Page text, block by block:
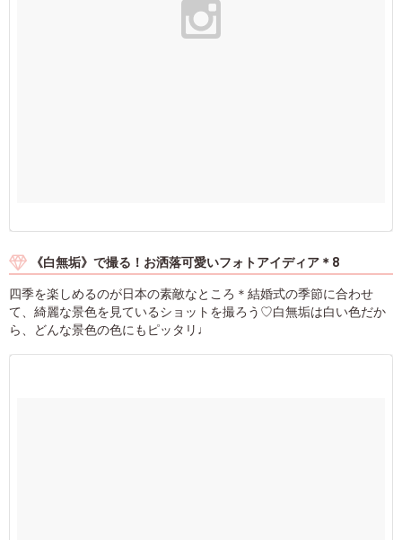
《白無垢》で撮る！お洒落可愛いフォトアイディア＊8
四季を楽しめるのが日本の素敵なところ＊結婚式の季節に合わせ
て、綺麗な景色を見ているショットを撮ろう♡白無垢は白い色だか
ら、どんな景色の色にもピッタリ♩